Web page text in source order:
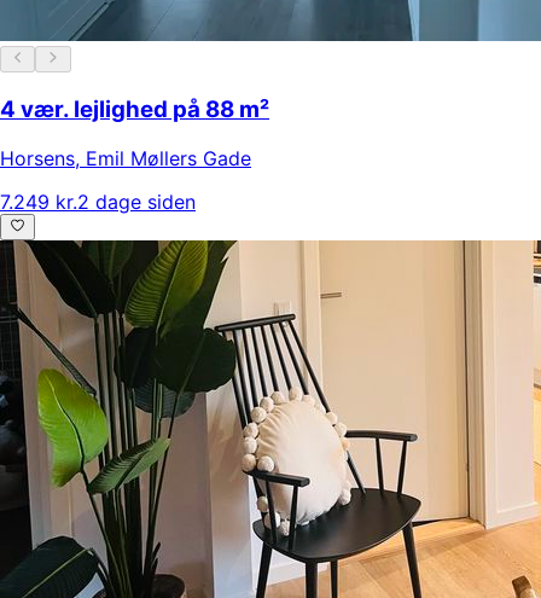
4 vær. lejlighed på 88 m²
Horsens, Emil Møllers Gade
7.249 kr.2 dage siden